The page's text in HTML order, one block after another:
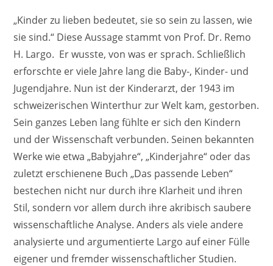
„Kinder zu lieben bedeutet, sie so sein zu lassen, wie
sie sind.“ Diese Aussage stammt von Prof. Dr. Remo
H. Largo. Er wusste, von was er sprach. Schließlich
erforschte er viele Jahre lang die Baby-, Kinder- und
Jugendjahre. Nun ist der Kinderarzt, der 1943 im
schweizerischen Winterthur zur Welt kam, gestorben.
Sein ganzes Leben lang fühlte er sich den Kindern
und der Wissenschaft verbunden. Seinen bekannten
Werke wie etwa „Babyjahre“, „Kinderjahre“ oder das
zuletzt erschienene Buch „Das passende Leben“
bestechen nicht nur durch ihre Klarheit und ihren
Stil, sondern vor allem durch ihre akribisch saubere
wissenschaftliche Analyse. Anders als viele andere
analysierte und argumentierte Largo auf einer Fülle
eigener und fremder wissenschaftlicher Studien.